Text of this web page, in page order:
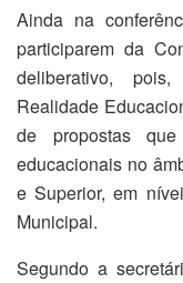
Ainda na
participarem da
deliberativo,
Realidade
de propostas
educacionais no
e Superior, em
Municipal.
Segundo a